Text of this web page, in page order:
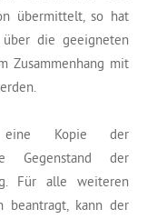
übermittelt, so hat
die geeigneten
Zusammenhang mit
eine Kopie der
Gegenstand der
Für alle weiteren
beantragt, kann der